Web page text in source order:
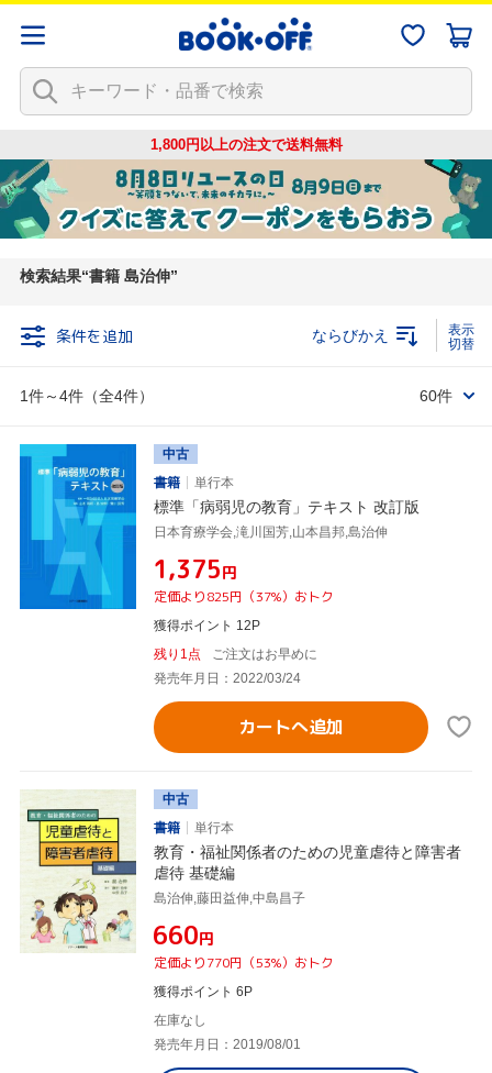
1,800円以上の注文で送料無料
検索結果 書籍 島治伸
条件を追加
1件～4件（全4件）
ならびかえ
60件
中古
書籍
単行本
標準「病弱児の教育」テキスト 改訂版
日本育療学会,滝川国芳,山本昌邦,島治伸
¥1,375円
定価より825円（37%）おトク
獲得ポイント 12P
残り1点
ご注文はお早めに
発売年月日：2022/03/24
カートへ追加
中古
書籍
単行本
教育・福祉関係者のための児童虐待と障害者
虐待 基礎編
島治伸,藤田益伸,中島昌子
¥660円
定価より770円（53%）おトク
獲得ポイント 6P
在庫なし
発売年月日：2019/08/01